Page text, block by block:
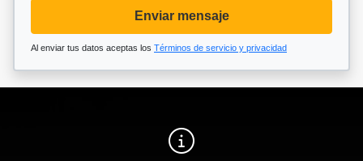
Enviar mensaje
Al enviar tus datos aceptas los Términos de servicio y privacidad